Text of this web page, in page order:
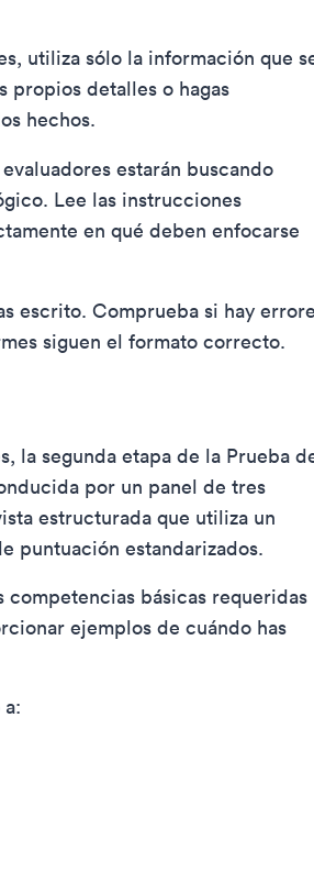
utiliza sólo la información que
propios detalles o hagas
hechos.
estarán buscando
Lee las instrucciones
en qué deben enfocarse
escrito. Comprueba si hay
siguen el formato correcto.
la segunda etapa de la Prueba
por un panel de tres
estructurada que utiliza un
puntuación estandarizados.
competencias básicas requeridas
ejemplos de cuándo has